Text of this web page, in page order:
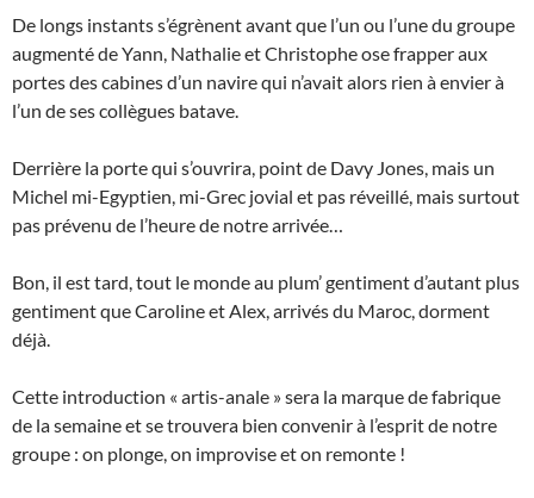
De longs instants s’égrènent avant que l’un ou l’une du groupe
augmenté de Yann, Nathalie et Christophe ose frapper aux
portes des cabines d’un navire qui n’avait alors rien à envier à
l’un de ses collègues batave.
Derrière la porte qui s’ouvrira, point de Davy Jones, mais un
Michel mi-Egyptien, mi-Grec jovial et pas réveillé, mais surtout
pas prévenu de l’heure de notre arrivée…
Bon, il est tard, tout le monde au plum’ gentiment d’autant plus
gentiment que Caroline et Alex, arrivés du Maroc, dorment
déjà.
Cette introduction « artis-anale » sera la marque de fabrique
de la semaine et se trouvera bien convenir à l’esprit de notre
groupe : on plonge, on improvise et on remonte !